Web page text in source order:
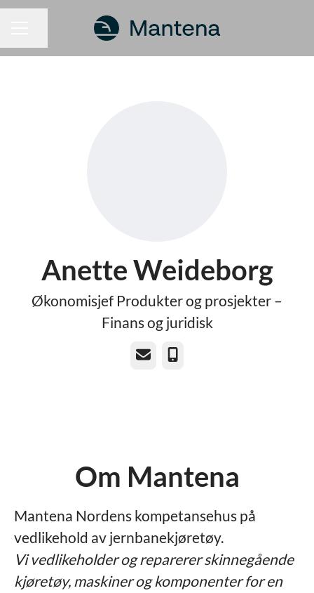
Anette Weideborg
Økonomisjef Produkter og prosjekter –
Finans og juridisk
E-post Telefonnummer
Om Mantena
Mantena Nordens kompetansehus på
vedlikehold av jernbanekjøretøy.
Vi vedlikeholder og reparerer skinnegående
kjøretøy, maskiner og komponenter for en